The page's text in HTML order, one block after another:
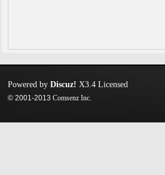
Powered byDiscuz! X3.4 Licensed
© 2001-2013Comsenz Inc.